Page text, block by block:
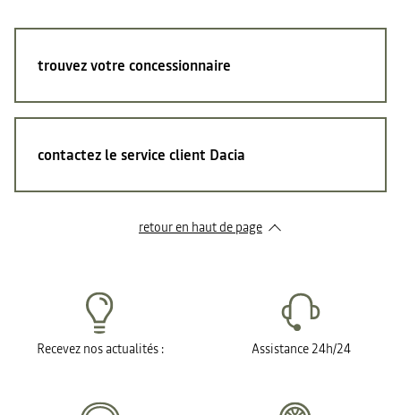
trouvez votre concessionnaire
contactez le service client Dacia
retour en haut de page​
Recevez nos actualités : Assistance 24h/24